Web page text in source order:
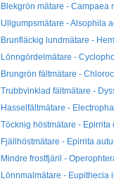
Blekgrön mätare - Campaea
Ullgumpsmätare - Alsophila
Brunfläckig lundmätare -
Lönngördelmätare -
Brungrön fältmätare -
Trubbvinklad fältmätare -
Hasselfältmätare -
Töcknig höstmätare - Epirrita
Fjällhöstmätare - Epirrita
Mindre frostfjäril -
Lönnmalmätare - Eupithecia